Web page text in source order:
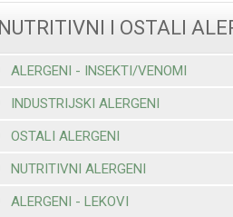
NUTRITIVNI I OSTALI
ALERGENI - INSEKTI/VENOMI
INDUSTRIJSKI ALERGENI
OSTALI ALERGENI
NUTRITIVNI ALERGENI
ALERGENI - LEKOVI